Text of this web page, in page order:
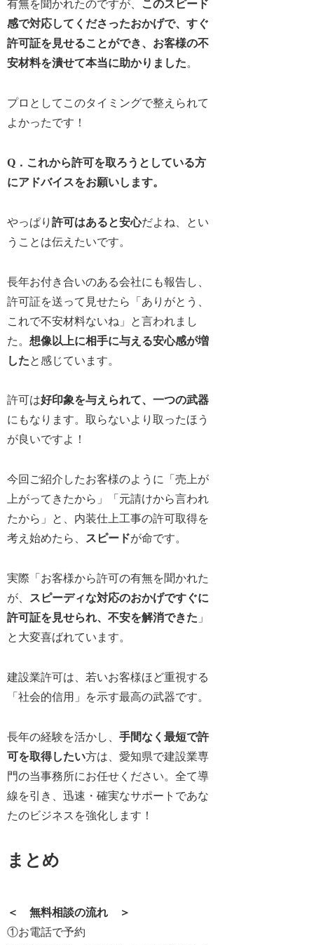
有無を聞かれたのですが、
このスピード
感で対応してくださったおかげで、すぐ
許可証を見せることができ、お客様の不
安材料を潰せて本当に助かりました。
プロとしてこのタイミングで整えられて
よかったです！
Q．これから許可を取ろうとしている方
にアドバイスをお願いします。
やっぱり許可はあると安心だよね、とい
うことは伝えたいです。
長年お付き合いのある会社にも報告し、
許可証を送って見せたら「ありがとう、
これで不安材料ないね」と言われまし
た。想像以上に相手に与える安心感が増
したと感じています。
許可は好印象を与えられて、一つの武器
にもなります。取らないより取ったほう
が良いですよ！
今回ご紹介したお客様のように「売上が
上がってきたから」「元請けから言われ
たから」と、内装仕上工事の許可取得を
考え始めたら、
スピードが命です。
実際「お客様から許可の有無を聞かれた
が、
スピーディな対応のおかげですぐに
許可証を見せられ、不安を解消できた 」
と大変喜ばれています。
建設業許可は、 若いお客様ほど重視する
「社会的信用」を示す最高の武器です。
長年の経験を活かし、手間なく最短で許
可を取得したい方は、愛知県で建設業専
門の当事務所にお任せください。全て導
線を引き、迅速・確実なサポートであな
たのビジネスを強化します！
まとめ
＜ 無料相談の流れ ＞
①お電話で予約